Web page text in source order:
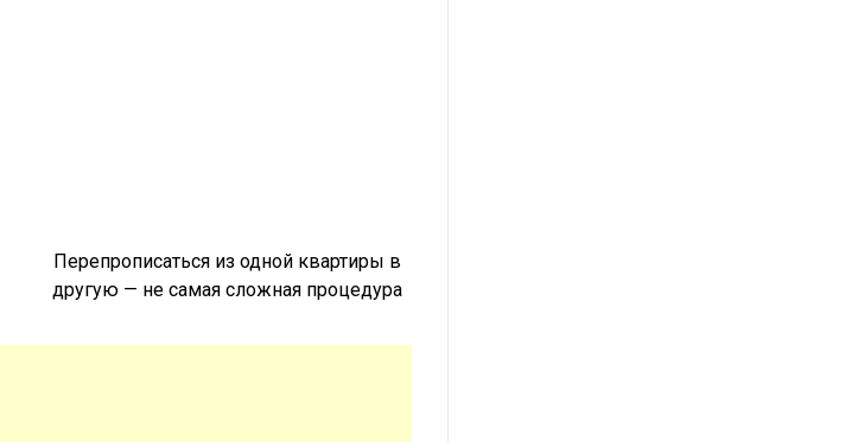
Перепрописаться из одной квартиры в
другую — не самая сложная процедура